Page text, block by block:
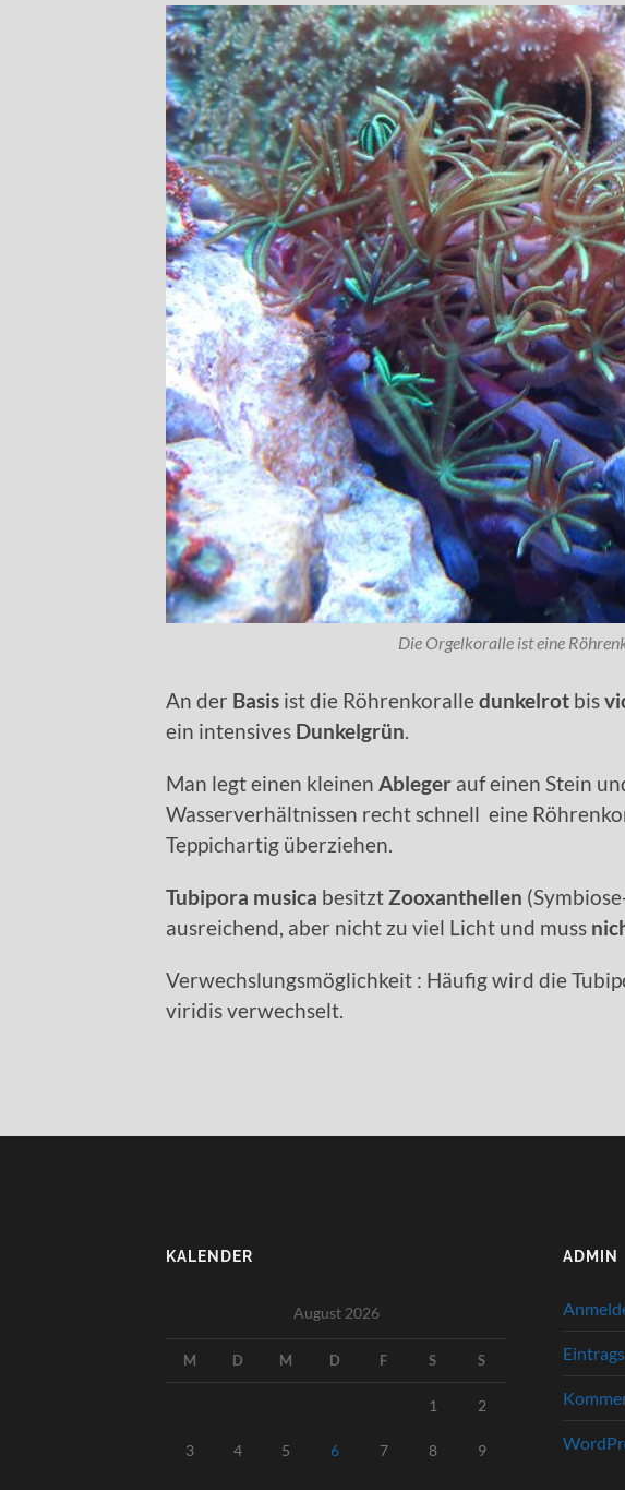
Die Orgelkoralle ist eine
An der Basis ist die Röhrenkoralledunkelrot bis
ein intensives Dunkelgrün.
Man legt einen kleinen Ableger auf einen Stein
Wasserverhältnissen recht schnell eine
Teppichartig überziehen.
Tubipora musica besitztZooxanthellen
ausreichend, aber nicht zu viel Licht und muss
Verwechslungsmöglichkeit : Häufig wird die
viridis verwechselt.
KALENDER
August 2026
M D M D F S S
1 2
3 4 5 6 7 8 9
ADMIN